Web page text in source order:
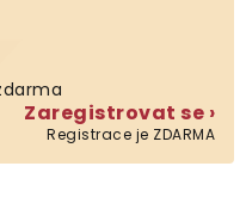
Zaregistrovat se ›
Registrace je ZDARMA